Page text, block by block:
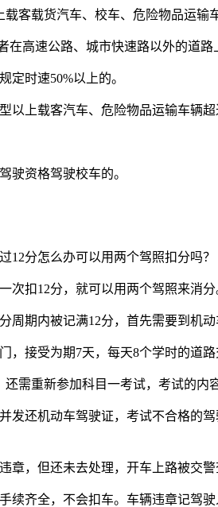
载客载货汽车、校车、危险物品运输
在高速公路、城市快速路以外的道
定时速50%以上的。
以上载客汽车、危险物品运输车辆
驶资格驾驶校车的。
12分怎么办可以用两个驾照扣分吗？
次扣12分，就可以用两个驾照来消
周期内被记满12分，首先需要到机
，接受为期7天，每天8个学时的道
还需重新参加科目一考试，考试的内
发还机动车驾驶证，考试不合格的
章，但还未去处理，开车上路被交
手续齐全，不会扣车。车辆违章记驾